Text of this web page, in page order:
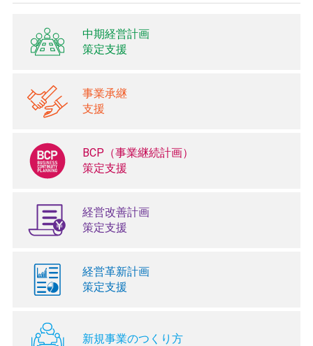
中期経営計画
策定支援
事業承継
支援
BCP（事業継続計画）
策定支援
経営改善計画
策定支援
経営革新計画
策定支援
新規事業のつくり方